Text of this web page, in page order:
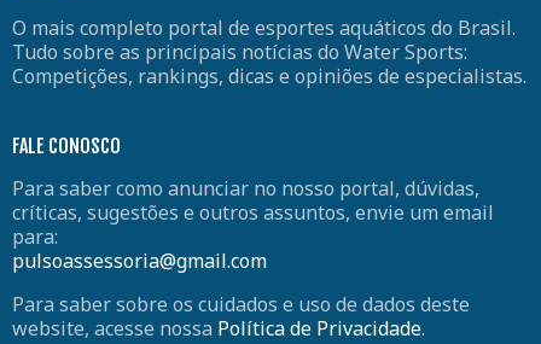
O mais completo portal de esportes aquáticos do Brasil.
Tudo sobre as principais notícias do Water Sports:
Competições, rankings, dicas e opiniões de especialistas.
FALE CONOSCO
Para saber como anunciar no nosso portal, dúvidas,
críticas, sugestões e outros assuntos, envie um email
para:
pulsoassessoria@gmail.com
Para saber sobre os cuidados e uso de dados deste
website, acesse nossa Política de Privacidade.